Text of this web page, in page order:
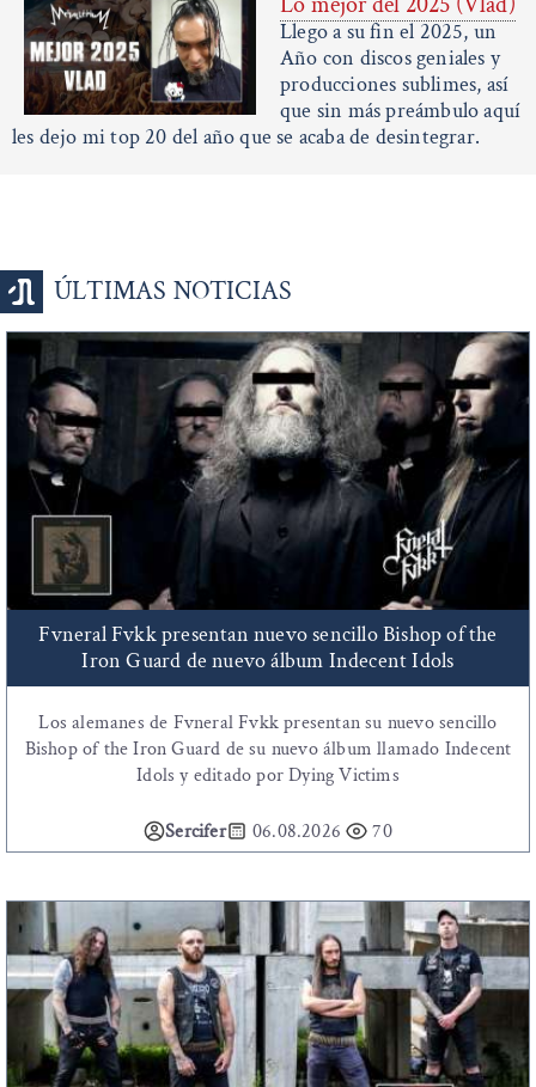
Llego a su fin el 2025, un
Año con discos geniales y
producciones sublimes, así
que sin más preámbulo aquí
les dejo mi top 20 del año que se acaba de desintegrar.
ÚLTIMAS NOTICIAS
Fvneral Fvkk presentan nuevo sencillo Bishop of the
Iron Guard de nuevo álbum Indecent Idols
Los alemanes de Fvneral Fvkk presentan su nuevo sencillo
Bishop of the Iron Guard de su nuevo álbum llamado Indecent
Idols y editado por Dying Victims
Sercifer 06.08.2026 70